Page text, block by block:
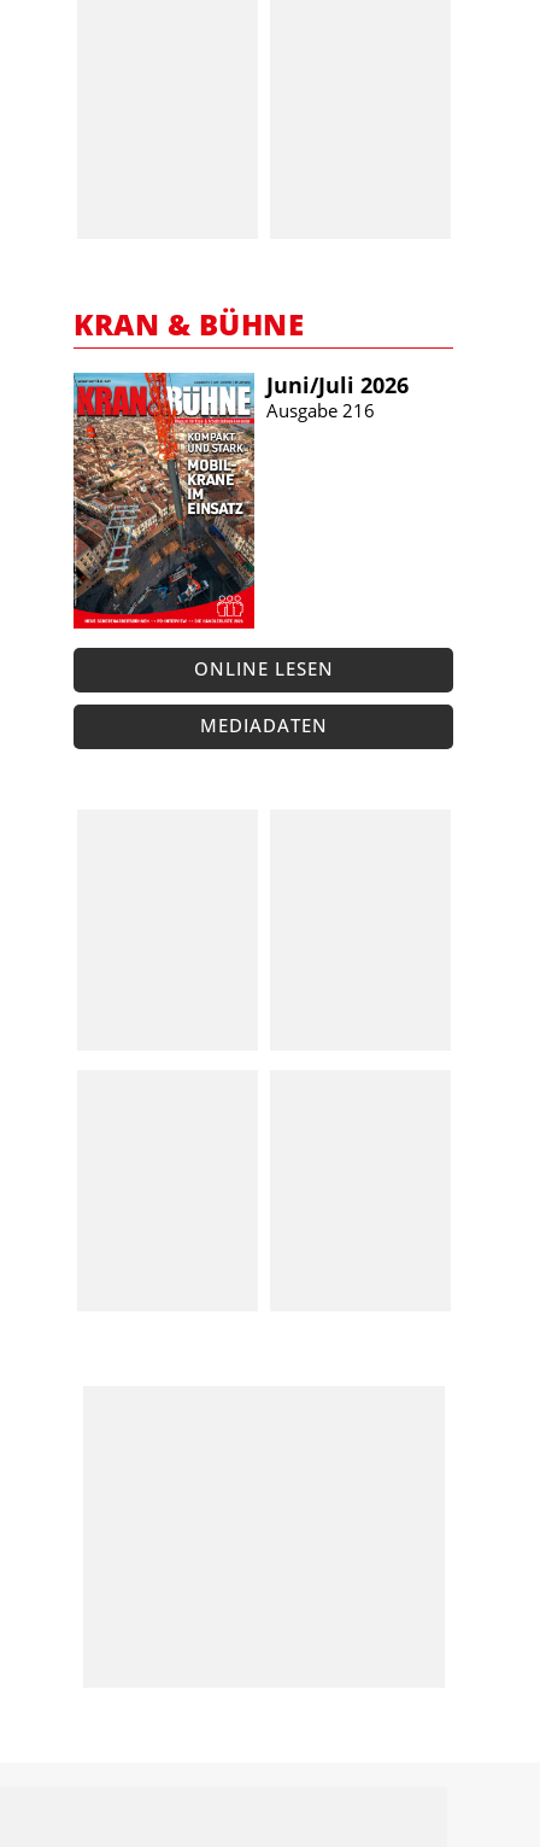
KRAN & BÜHNE
Juni/​Juli 2026
Ausgabe 216
ONLINE LESEN
MEDIADATEN